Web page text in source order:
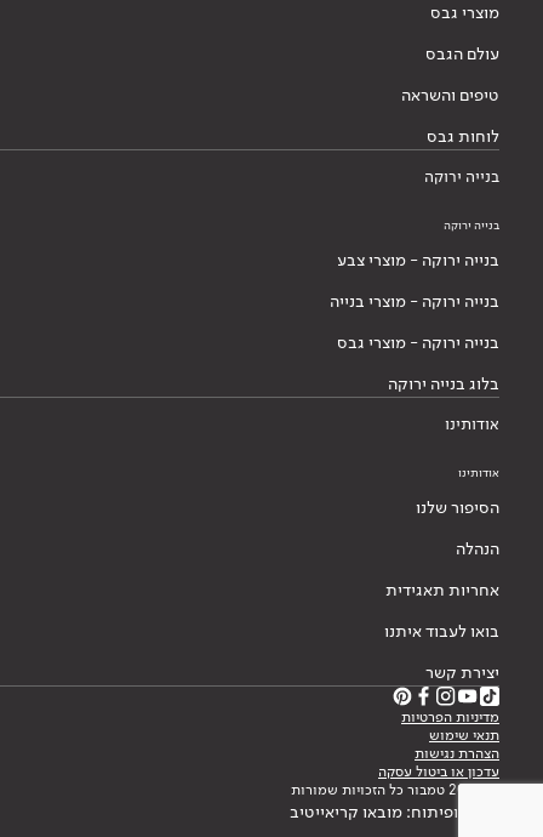
מוצרי גבס
עולם הגבס
טיפים והשראה
לוחות גבס
בנייה ירוקה
בנייה ירוקה
בנייה ירוקה - מוצרי צבע
בנייה ירוקה - מוצרי בנייה
בנייה ירוקה - מוצרי גבס
בלוג בנייה ירוקה
אודותינו
אודותינו
הסיפור שלנו
הנהלה
אחריות תאגידית
בואו לעבוד איתנו
יצירת קשר
מדיניות הפרטיות
תנאי שימוש
הצהרת נגישות
עדכון או ביטול עסקה
© 2026 טמבור כל הזכויות שמורות
עיצוב ופיתוח: מובאו קריאייטיב